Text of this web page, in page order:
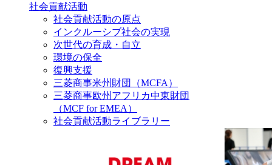
社会貢献活動
社会貢献活動の原点
インクルーシブ社会の実現
次世代の育成・自立
環境の保全
復興支援
三菱商事米州財団（MCFA）
三菱商事欧州アフリカ中東財団
（MCF for EMEA）
社会貢献活動ライブラリー